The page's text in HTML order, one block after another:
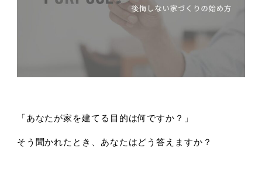
「あなたが家を建てる目的は何ですか？」
そう聞かれたとき、あなたはどう答えますか？